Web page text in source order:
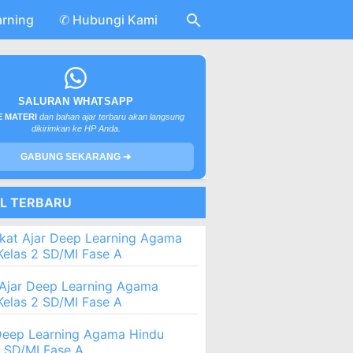
✆ Hubungi Kami
SALURAN WHATSAPP
MATERI dan bahan ajar terbaru akan langsung
dikirimkan ke HP Anda.
GABUNG SEKARANG ➔
TERBARU
Ajar Deep Learning Agama
2 SD/MI Fase A
Deep Learning Agama
2 SD/MI Fase A
Learning Agama Hindu
SD/MI Fase A